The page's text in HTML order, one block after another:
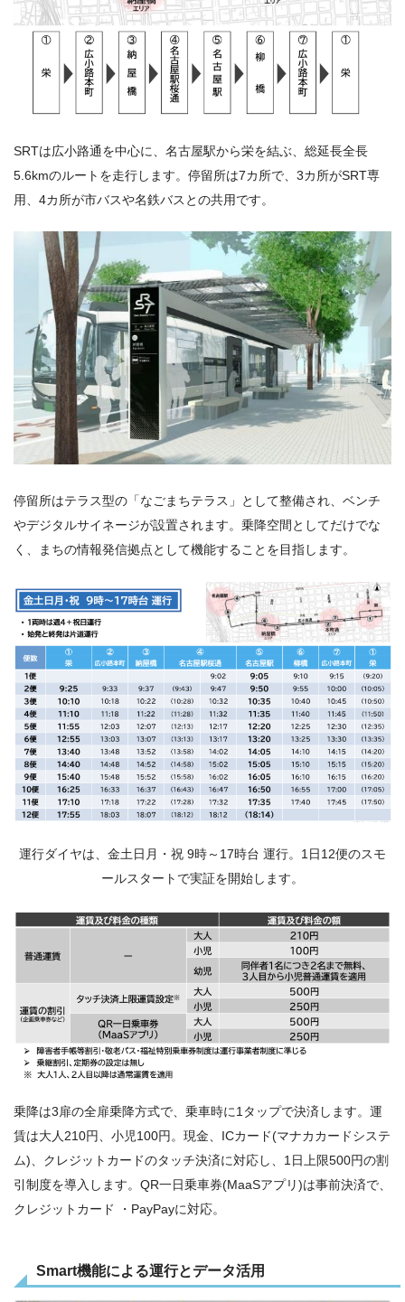
SRTは広小路通を中心に、名古屋駅から栄を結ぶ、総延長全長
5.6kmのルートを走行します。停留所は7カ所で、3カ所がSRT専
用、4カ所が市バスや名鉄バスとの共用です。
停留所はテラス型の「なごまちテラス」として整備され、ベンチ
やデジタルサイネージが設置されます。乗降空間としてだけでな
く、まちの情報発信拠点として機能することを目指します。
運行ダイヤは、金土日月・祝 9時～17時台 運行。1日12便のスモ
ールスタートで実証を開始します。
乗降は3扉の全扉乗降方式で、乗車時に1タップで決済します。運
賃は大人210円、小児100円。現金、ICカード(マナカカードシステ
ム)、クレジットカードのタッチ決済に対応し、1日上限500円の割
引制度を導入します。QR一日乗車券(MaaSアプリ)は事前決済で、
クレジットカード ・PayPayに対応。
Smart機能による運行とデータ活用